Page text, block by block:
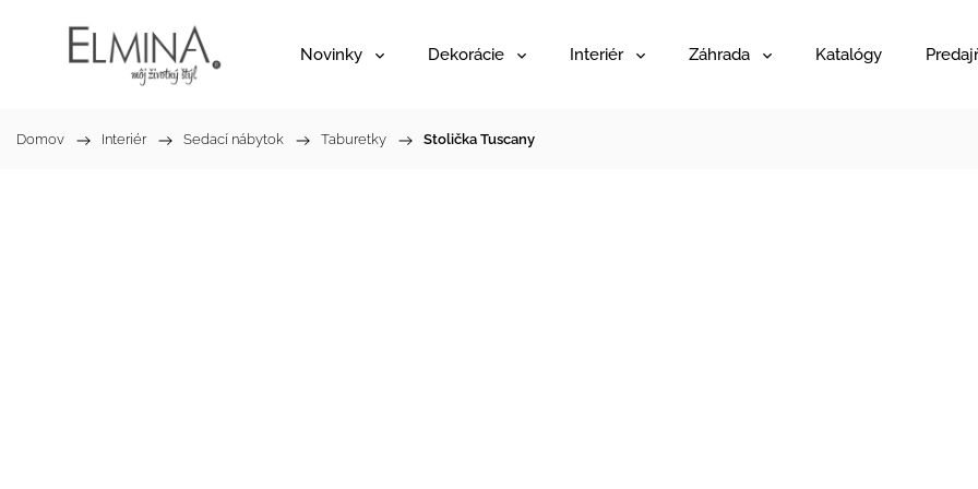
Novinky Dekorácie Interiér Záhrada Katalógy
Domov / Interiér / Sedací nábytok / Taburetky / Stolička Tuscany